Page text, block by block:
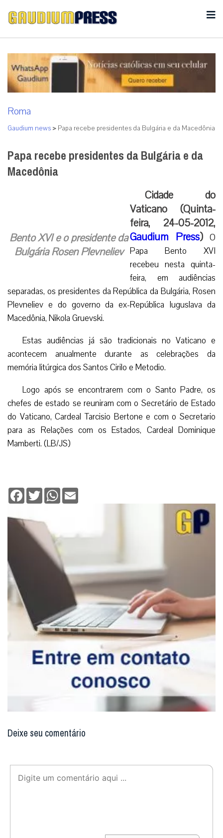
Roma
Gaudium news > Papa recebe presidentes da Bulgária e da Macedônia
Papa recebe presidentes da Bulgária e da
Macedônia
Bento XVI e o presidente da
Bulgária Rosen Plevneliev
Cidade do
Vaticano (Quinta-
feira, 24-05-2012,
Gaudium Press)O
Papa Bento XVI
recebeu nesta quinta-
feira, em audiências
separadas, os presidentes da República da Bulgária, Rosen
Plevneliev e do governo da ex-República Iuguslava da
Macedônia, Nikola Gruevski.
Estas audiências já são tradicionais no Vaticano e
acontecem anualmente durante as celebrações da
memória litúrgica dos Santos Cirilo e Metodio.
Logo após se encontrarem com o Santo Padre, os
chefes de estado se reuniram com o Secretário de Estado
do Vaticano, Cardeal Tarcisio Bertone e com o Secretario
para as Relações com os Estados, Cardeal Dominique
Mamberti. (LB/JS)
Facebook
TwitterWhatsApp
Deixe seu comentário